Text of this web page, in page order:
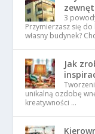
3
Przymierzasz się
własny budynek?
Jak
unikalną ozdobę
kreatywności …